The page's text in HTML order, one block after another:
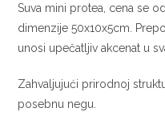
Suva mini protea, cena se
dimenzije 50x10x5cm.
unosi upečatljiv akcenat u
Zahvaljujući prirodnoj
posebnu negu.